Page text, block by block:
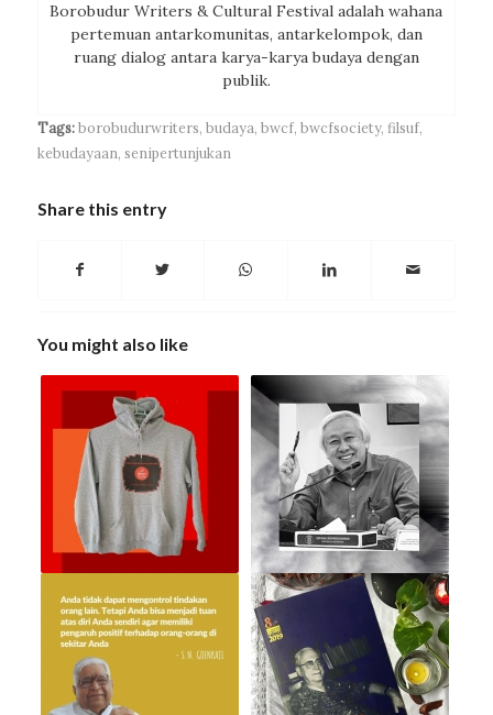
Borobudur Writers & Cultural Festival adalah wahana
pertemuan antarkomunitas, antarkelompok, dan
ruang dialog antara karya-karya budaya dengan
publik.
Tags: borobudurwriters, budaya, bwcf, bwcfsociety, filsuf,
kebudayaan, senipertunjukan
Share this entry
You might also like